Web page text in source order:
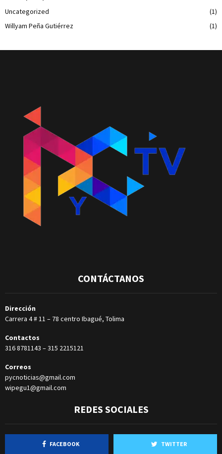
Uncategorized
(1)
Willyam Peña Gutiérrez
(1)
CONTÁCTANOS
Dirección
Carrera 4 # 11 – 78 centro Ibagué, Tolima
Contactos
316 8781143 –315 2215121
Correos
pycnoticias@gmail.com
wipegu1@gmail.com
REDES SOCIALES
FACEBOOK TWITTER